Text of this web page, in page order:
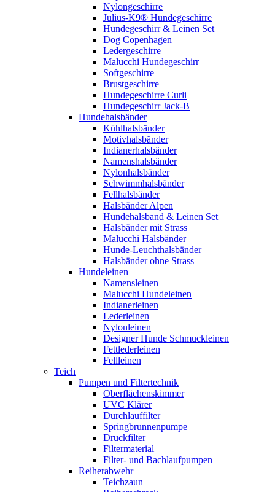
Nylongeschirre
Julius-K9® Hundegeschirre
Hundegeschirr & Leinen Set
Dog Copenhagen
Ledergeschirre
Malucchi Hundegeschirr
Softgeschirre
Brustgeschirre
Hundegeschirre Curli
Hundegeschirr Jack-B
Hundehalsbänder
Kühlhalsbänder
Motivhalsbänder
Indianerhalsbänder
Namenshalsbänder
Nylonhalsbänder
Schwimmhalsbänder
Fellhalsbänder
Halsbänder Alpen
Hundehalsband & Leinen Set
Halsbänder mit Strass
Malucchi Halsbänder
Hunde-Leuchthalsbänder
Halsbänder ohne Strass
Hundeleinen
Namensleinen
Malucchi Hundeleinen
Indianerleinen
Lederleinen
Nylonleinen
Designer Hunde Schmuckleinen
Fettlederleinen
Fellleinen
Teich
Pumpen und Filtertechnik
Oberflächenskimmer
UVC Klärer
Durchlauffilter
Springbrunnenpumpe
Druckfilter
Filtermaterial
Filter- und Bachlaufpumpen
Reiherabwehr
Teichzaun